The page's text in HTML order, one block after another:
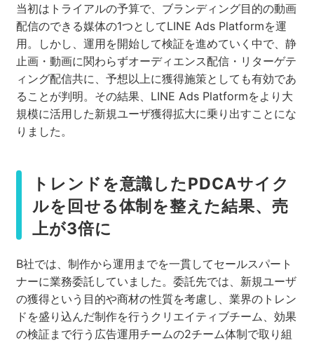
当初はトライアルの予算で、ブランディング目的の動画
配信のできる媒体の1つとしてLINE Ads Platformを運
用。しかし、運用を開始して検証を進めていく中で、静
止画・動画に関わらずオーディエンス配信・リターゲテ
ィング配信共に、予想以上に獲得施策としても有効であ
ることが判明。その結果、LINE Ads Platformをより大
規模に活用した新規ユーザ獲得拡大に乗り出すことにな
りました。
トレンドを意識したPDCAサイク
ルを回せる体制を整えた結果、売
上が3倍に
B社では、制作から運用までを一貫してセールスパート
ナーに業務委託していました。委託先では、新規ユーザ
の獲得という目的や商材の性質を考慮し、業界のトレン
ドを盛り込んだ制作を行うクリエイティブチーム、効果
の検証まで行う広告運用チームの2チーム体制で取り組